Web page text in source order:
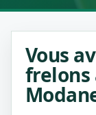
Vous
frelons